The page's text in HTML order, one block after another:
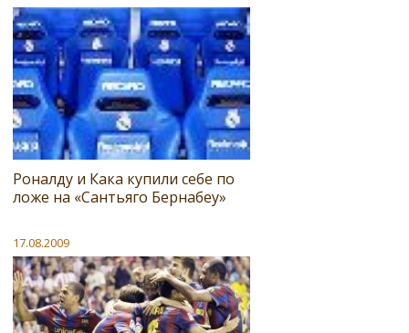
Роналду и Кака купили себе по
ложе на «Сантьяго Бернабеу»
17.08.2009